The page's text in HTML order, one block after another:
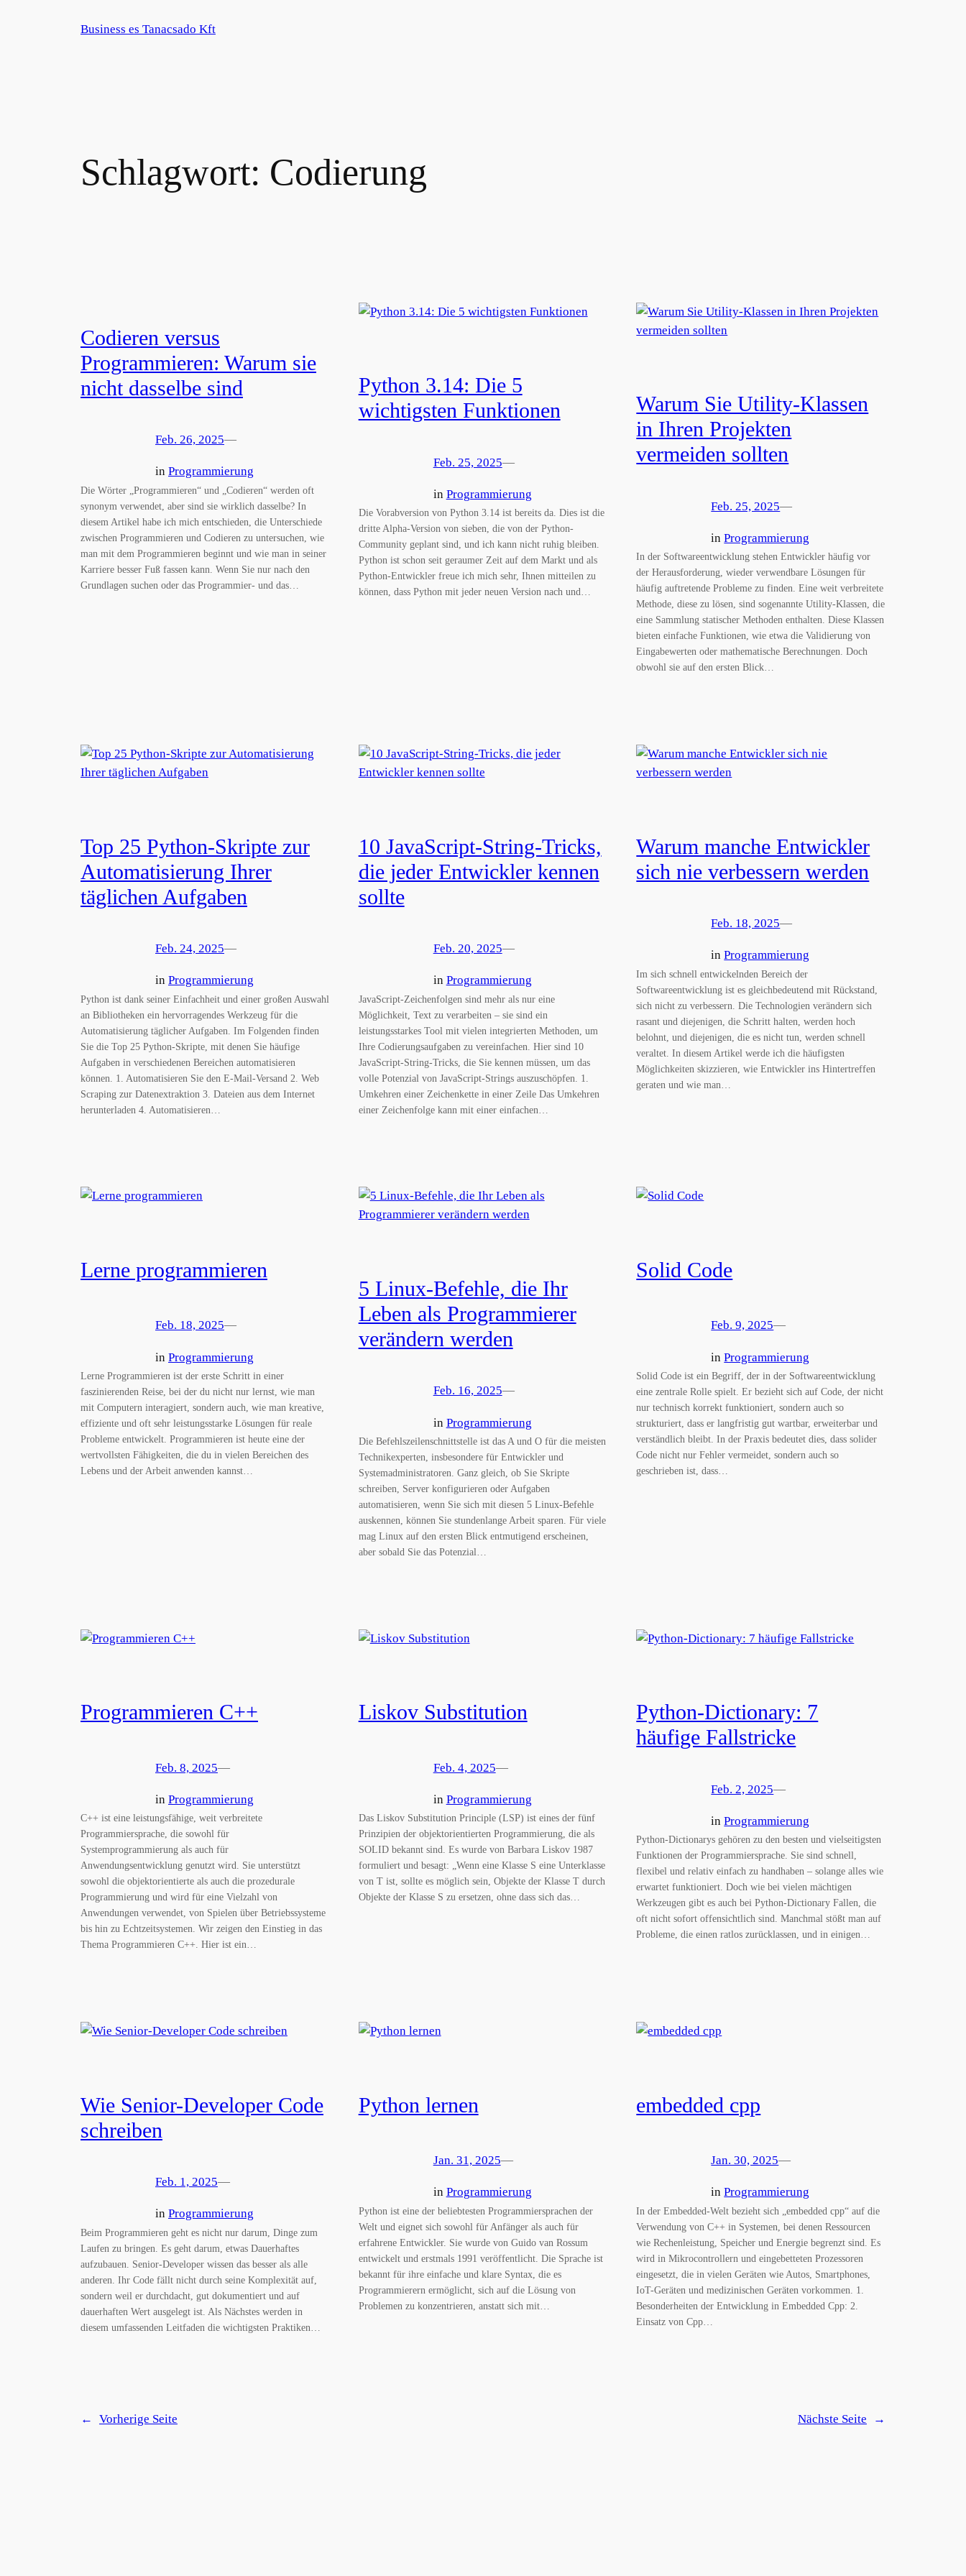
Business es Tanacsado Kft
Schlagwort: Codierung
Codieren versus
Programmieren: Warum sie
nicht dasselbe sind
Feb. 26, 2025—
in Programmierung
Die Wörter „Programmieren“ und „Codieren“ werden oft
synonym verwendet, aber sind sie wirklich dasselbe? In
diesem Artikel habe ich mich entschieden, die Unterschiede
zwischen Programmieren und Codieren zu untersuchen, wie
man mit dem Programmieren beginnt und wie man in seiner
Karriere besser Fuß fassen kann. Wenn Sie nur nach den
Grundlagen suchen oder das Programmier- und das…
Python 3.14: Die 5
wichtigsten Funktionen
Feb. 25, 2025—
in Programmierung
Die Vorabversion von Python 3.14 ist bereits da. Dies ist die
dritte Alpha-Version von sieben, die von der Python-
Community geplant sind, und ich kann nicht ruhig bleiben.
Python ist schon seit geraumer Zeit auf dem Markt und als
Python-Entwickler freue ich mich sehr, Ihnen mitteilen zu
können, dass Python mit jeder neuen Version nach und…
Warum Sie Utility-Klassen
in Ihren Projekten
vermeiden sollten
Feb. 25, 2025—
inProgrammierung
In der Softwareentwicklung stehen Entwickler häufig vor
der Herausforderung, wieder verwendbare Lösungen für
häufig auftretende Probleme zu finden. Eine weit verbreitete
Methode, diese zu lösen, sind sogenannte Utility-Klassen, die
eine Sammlung statischer Methoden enthalten. Diese Klassen
bieten einfache Funktionen, wie etwa die Validierung von
Eingabewerten oder mathematische Berechnungen. Doch
obwohl sie auf den ersten Blick…
Top 25 Python-Skripte zur
Automatisierung Ihrer
täglichen Aufgaben
Feb. 24, 2025—
in Programmierung
Python ist dank seiner Einfachheit und einer großen Auswahl
an Bibliotheken ein hervorragendes Werkzeug für die
Automatisierung täglicher Aufgaben. Im Folgenden finden
Sie die Top 25 Python-Skripte, mit denen Sie häufige
Aufgaben in verschiedenen Bereichen automatisieren
können. 1. Automatisieren Sie den E-Mail-Versand 2. Web
Scraping zur Datenextraktion 3. Dateien aus dem Internet
herunterladen 4. Automatisieren…
10 JavaScript-String-Tricks,
die jeder Entwickler kennen
sollte
Feb. 20, 2025—
in Programmierung
JavaScript-Zeichenfolgen sind mehr als nur eine
Möglichkeit, Text zu verarbeiten – sie sind ein
leistungsstarkes Tool mit vielen integrierten Methoden, um
Ihre Codierungsaufgaben zu vereinfachen. Hier sind 10
JavaScript-String-Tricks, die Sie kennen müssen, um das
volle Potenzial von JavaScript-Strings auszuschöpfen. 1.
Umkehren einer Zeichenkette in einer Zeile Das Umkehren
einer Zeichenfolge kann mit einer einfachen…
Warum manche Entwickler
sich nie verbessern werden
Feb. 18, 2025—
inProgrammierung
Im sich schnell entwickelnden Bereich der
Softwareentwicklung ist es gleichbedeutend mit Rückstand,
sich nicht zu verbessern. Die Technologien verändern sich
rasant und diejenigen, die Schritt halten, werden hoch
belohnt, und diejenigen, die es nicht tun, werden schnell
veraltet. In diesem Artikel werde ich die häufigsten
Möglichkeiten skizzieren, wie Entwickler ins Hintertreffen
geraten und wie man…
Lerne programmieren
Feb. 18, 2025—
in Programmierung
Lerne Programmieren ist der erste Schritt in einer
faszinierenden Reise, bei der du nicht nur lernst, wie man
mit Computern interagiert, sondern auch, wie man kreative,
effiziente und oft sehr leistungsstarke Lösungen für reale
Probleme entwickelt. Programmieren ist heute eine der
wertvollsten Fähigkeiten, die du in vielen Bereichen des
Lebens und der Arbeit anwenden kannst…
5 Linux-Befehle, die Ihr
Leben als Programmierer
verändern werden
Feb. 16, 2025—
in Programmierung
Die Befehlszeilenschnittstelle ist das A und O für die meisten
Technikexperten, insbesondere für Entwickler und
Systemadministratoren. Ganz gleich, ob Sie Skripte
schreiben, Server konfigurieren oder Aufgaben
automatisieren, wenn Sie sich mit diesen 5 Linux-Befehle
auskennen, können Sie stundenlange Arbeit sparen. Für viele
mag Linux auf den ersten Blick entmutigend erscheinen,
aber sobald Sie das Potenzial…
Solid Code
Feb. 9, 2025—
inProgrammierung
Solid Code ist ein Begriff, der in der Softwareentwicklung
eine zentrale Rolle spielt. Er bezieht sich auf Code, der nicht
nur technisch korrekt funktioniert, sondern auch so
strukturiert, dass er langfristig gut wartbar, erweiterbar und
verständlich bleibt. In der Praxis bedeutet dies, dass solider
Code nicht nur Fehler vermeidet, sondern auch so
geschrieben ist, dass…
Programmieren C++
Feb. 8, 2025—
in Programmierung
C++ ist eine leistungsfähige, weit verbreitete
Programmiersprache, die sowohl für
Systemprogrammierung als auch für
Anwendungsentwicklung genutzt wird. Sie unterstützt
sowohl die objektorientierte als auch die prozedurale
Programmierung und wird für eine Vielzahl von
Anwendungen verwendet, von Spielen über Betriebssysteme
bis hin zu Echtzeitsystemen. Wir zeigen den Einstieg in das
Thema Programmieren C++. Hier ist ein…
Liskov Substitution
Feb. 4, 2025—
in Programmierung
Das Liskov Substitution Principle (LSP) ist eines der fünf
Prinzipien der objektorientierten Programmierung, die als
SOLID bekannt sind. Es wurde von Barbara Liskov 1987
formuliert und besagt: „Wenn eine Klasse S eine Unterklasse
von T ist, sollte es möglich sein, Objekte der Klasse T durch
Objekte der Klasse S zu ersetzen, ohne dass sich das…
Python-Dictionary: 7
häufige Fallstricke
Feb. 2, 2025—
inProgrammierung
Python-Dictionarys gehören zu den besten und vielseitigsten
Funktionen der Programmiersprache. Sie sind schnell,
flexibel und relativ einfach zu handhaben – solange alles wie
erwartet funktioniert. Doch wie bei vielen mächtigen
Werkzeugen gibt es auch bei Python-Dictionary Fallen, die
oft nicht sofort offensichtlich sind. Manchmal stößt man auf
Probleme, die einen ratlos zurücklassen, und in einigen…
Wie Senior-Developer Code
schreiben
Feb. 1, 2025—
in Programmierung
Beim Programmieren geht es nicht nur darum, Dinge zum
Laufen zu bringen. Es geht darum, etwas Dauerhaftes
aufzubauen. Senior-Developer wissen das besser als alle
anderen. Ihr Code fällt nicht durch seine Komplexität auf,
sondern weil er durchdacht, gut dokumentiert und auf
dauerhaften Wert ausgelegt ist. Als Nächstes werden in
diesem umfassenden Leitfaden die wichtigsten Praktiken…
Python lernen
Jan. 31, 2025—
in Programmierung
Python ist eine der beliebtesten Programmiersprachen der
Welt und eignet sich sowohl für Anfänger als auch für
erfahrene Entwickler. Sie wurde von Guido van Rossum
entwickelt und erstmals 1991 veröffentlicht. Die Sprache ist
bekannt für ihre einfache und klare Syntax, die es
Programmierern ermöglicht, sich auf die Lösung von
Problemen zu konzentrieren, anstatt sich mit…
embedded cpp
Jan. 30, 2025—
inProgrammierung
In der Embedded-Welt bezieht sich „embedded cpp“ auf die
Verwendung von C++ in Systemen, bei denen Ressourcen
wie Rechenleistung, Speicher und Energie begrenzt sind. Es
wird in Mikrocontrollern und eingebetteten Prozessoren
eingesetzt, die in vielen Geräten wie Autos, Smartphones,
IoT-Geräten und medizinischen Geräten vorkommen. 1.
Besonderheiten der Entwicklung in Embedded Cpp: 2.
Einsatz von Cpp…
← Vorherige Seite Nächste Seite →